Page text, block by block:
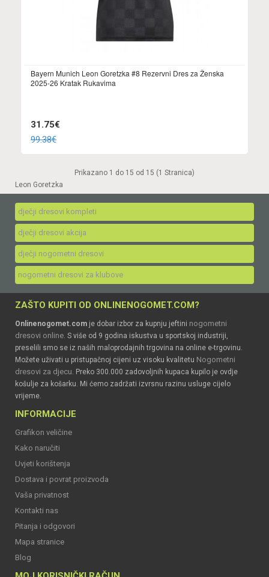
Bayern Munich Leon Goretzka #8 Rezervni Dres za Ženska
2025-26 Kratak Rukavima
31.75€
99.38€
Prikazano 1 do 15 od 15 (1 Stranica)
Leon Goretzka
dječji dresovi kompleti
dječji dresovi akcija
dječji nogometni dresovi
nogometni dresovi za klubove
ZAŠTO KUPITI OD ONLINENOGOMET.COM?
Onlinenogomet.com je dobar izbor za kupnju jeftini nogometni
dresovi online. S više od 9 godina iskustva u sportskoj industriji,
preselili smo se iz naših maloprodajnih trgovina na online e-trgovinu.
Možete uživati u pristupačnoj cijeni uz visoku kvalitetu Nogometni
dresovi za djecu. Preko 300.000 zadovoljnih kupaca kupilo je ovdje
košulje za košarku. Mi ćemo zadržati izvrsnu razinu usluge cijelo
vrijeme.
INFORMACIJE
Grafikon veličine
Kako naručiti
Uvjeti korištenja
Dostava i povrat proizvoda
Vaša privatnost
Kontakti nas
Pitanja i odgovori
Mapa stranice
Blog